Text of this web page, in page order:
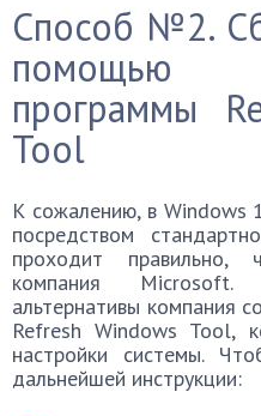
Способ №2.
помощью
программы
Tool
К сожалению, в Windows
посредством
проходит
компания
альтернативы компания
Refresh Windows Tool,
настройки системы.
дальнейшей инструкции: